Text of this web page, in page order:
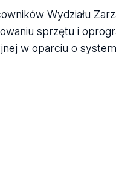
Wydziału
sprzętu i
w oparciu o